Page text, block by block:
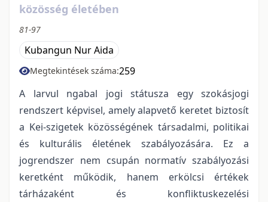
közösség életében
81-97
Kubangun Nur Aida
Megtekintések száma:259
A larvul ngabal jogi státusza egy szokásjogi
rendszert képvisel, amely alapvető keretet biztosít
a Kei-szigetek közösségének társadalmi, politikai
és kulturális életének szabályozására. Ez a
jogrendszer nem csupán normatív szabályozási
keretként működik, hanem erkölcsi értékek
tárházaként és konfliktuskezelési